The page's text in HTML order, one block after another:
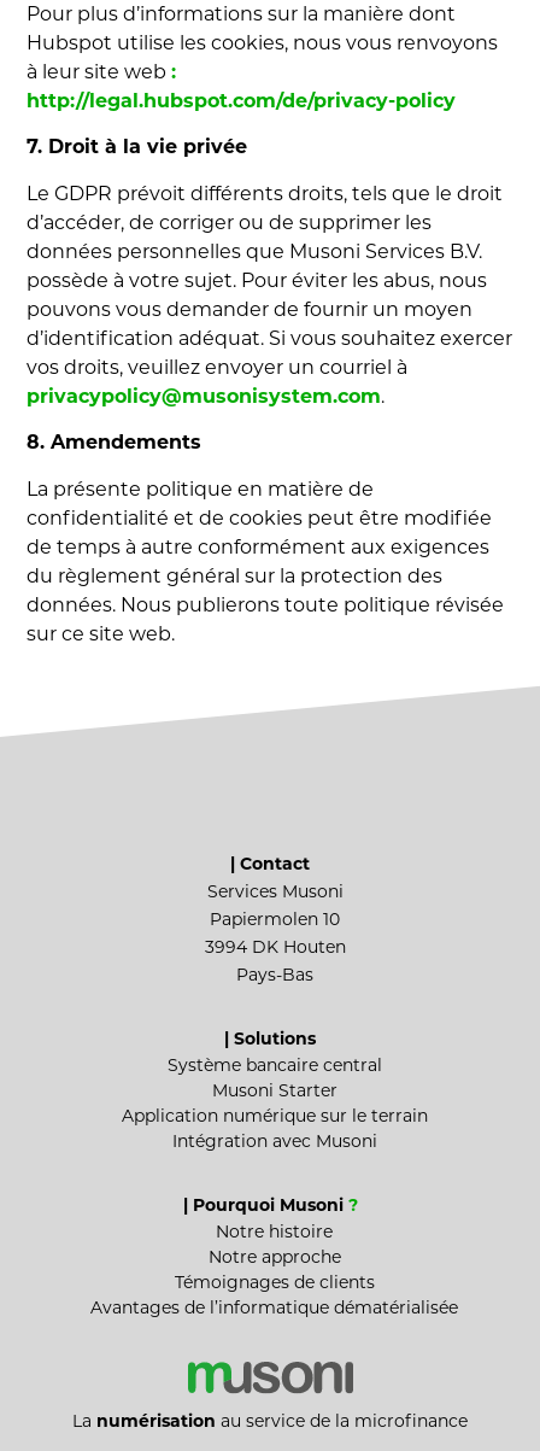
Pour plus d’informations sur la manière dont
Hubspot utilise les cookies, nous vous renvoyons
à leur site web:
http://legal.hubspot.com/de/privacy-policy
7. Droit à la vie privée
Le GDPR prévoit différents droits, tels que le droit
d’accéder, de corriger ou de supprimer les
données personnelles que Musoni Services B.V.
possède à votre sujet. Pour éviter les abus, nous
pouvons vous demander de fournir un moyen
d’identification adéquat. Si vous souhaitez exercer
vos droits, veuillez envoyer un courriel à
privacypolicy@musonisystem.com.
8. Amendements
La présente politique en matière de
confidentialité et de cookies peut être modifiée
de temps à autre conformément aux exigences
du règlement général sur la protection des
données. Nous publierons toute politique révisée
sur ce site web.
| Contact
Services Musoni
Papiermolen 10
3994 DK Houten
Pays-Bas
| Solutions
Système bancaire central
Musoni Starter
Application numérique sur le terrain
Intégration avec Musoni
| Pourquoi Musoni ?
Notre histoire
Notre approche
Témoignages de clients
Avantages de l’informatique dématérialisée
La numérisation au service de la microfinance